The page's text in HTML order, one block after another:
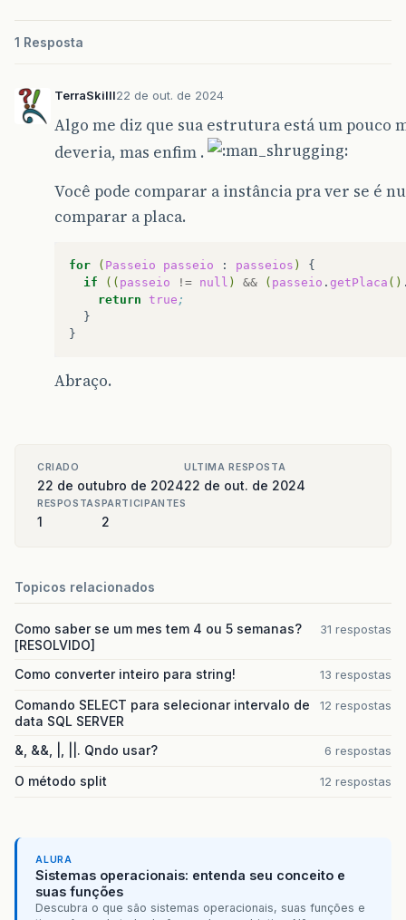
1 Resposta
TerraSkilll22 de out. de 2024
Algo me diz que sua estrutura está um pouco
deveria, mas enfim .
Você pode comparar a instância pra ver se é
comparar a placa.
for ( Passeio passeio : passeios )
{
if
(( passeio != null ) && ( passeio . getPlaca ()
return true ;
}
Abraço.
CRIADO
22 de outubro de 2024
ULTIMA RESPOSTA
22 de out. de 2024
RESPOSTAS
1
PARTICIPANTES
2
Topicos relacionados
Como saber se um mes tem 4 ou 5 semanas?
[RESOLVIDO]
31 respostas
Como converter inteiro para string! 13 respostas
Comando SELECT para selecionar intervalo de
data SQL SERVER
12 respostas
&, &&, |, ||. Qndo usar? 6 respostas
O método split 12 respostas
ALURA
Sistemas operacionais: entenda seu conceito e
suas funções
Descubra o que são sistemas operacionais, suas funções e